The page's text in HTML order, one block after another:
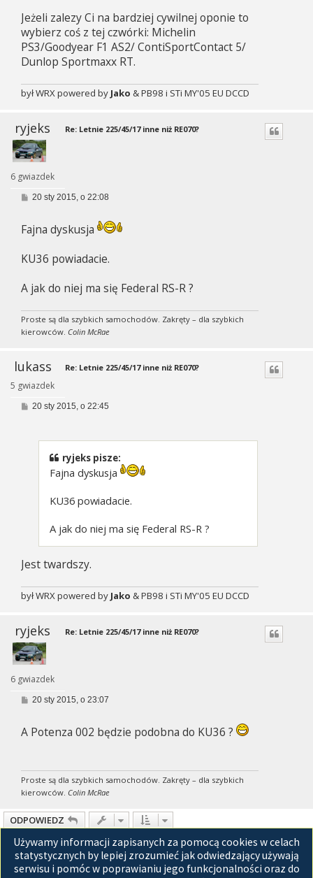
t
Jeżeli zalezy Ci na bardziej cywilnej oponie to
wybierz coś z tej czwórki: Michelin
PS3/Goodyear F1 AS2/ ContiSportContact 5/
Dunlop Sportmaxx RT.
był WRX powered by Jako & PB98 i STi MY'05 EU DCCD
ryjeks
6 gwiazdek
Re: Letnie 225/45/17 inne niż RE070?
P
t
20 sty 2015, o 22:08
Fajna dyskusja
KU36 powiadacie.
A jak do niej ma się Federal RS-R ?
Proste są dla szybkich samochodów. Zakręty – dla szybkich
kierowców. Colin McRae
lukass
5 gwiazdek
Re: Letnie 225/45/17 inne niż RE070?
P20 sty 2015, o 22:45
ryjeks pisze:
Fajna dyskusja
KU36 powiadacie.
A jak do niej ma się Federal RS-R ?
Jest twardszy.
był WRX powered by Jako & PB98 i STi MY'05 EU DCCD
ryjeks
6 gwiazdek
Re: Letnie 225/45/17 inne niż RE070?
P20 sty 2015, o 23:07
A Potenza 002 będzie podobna do KU36 ?
Proste są dla szybkich samochodów. Zakręty – dla szybkich
kierowców. Colin McRae
ODPOWIEDZ
Posty: 80 1 2 3 4 Następna
Przejdź do
Używamy informacji zapisanych za pomocą cookies w celach
statystycznych by lepiej zrozumieć jak odwiedzający używają
serwisu i pomóc w poprawianiu jego funkcjonalności oraz do